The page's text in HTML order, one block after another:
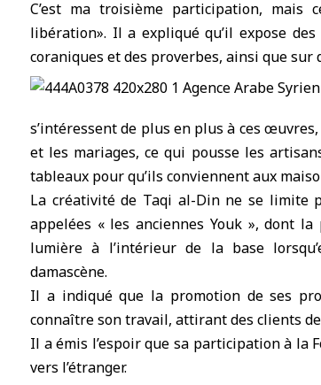
C’est ma troisième participation,
libération». Il a expliqué qu’il expose
coraniques et des proverbes, ainsi que sur
s’intéressent de plus en plus à ces
et les mariages, ce qui pousse les
tableaux pour qu’ils conviennent aux
La créativité de Taqi al-Din ne se limite
appelées « les anciennes Youk », dont
lumière à l’intérieur de la base
damascène.
Il a indiqué que la promotion de ses
connaître son travail, attirant des clients
Il a émis l’espoir que sa participation à la
vers l’étranger.